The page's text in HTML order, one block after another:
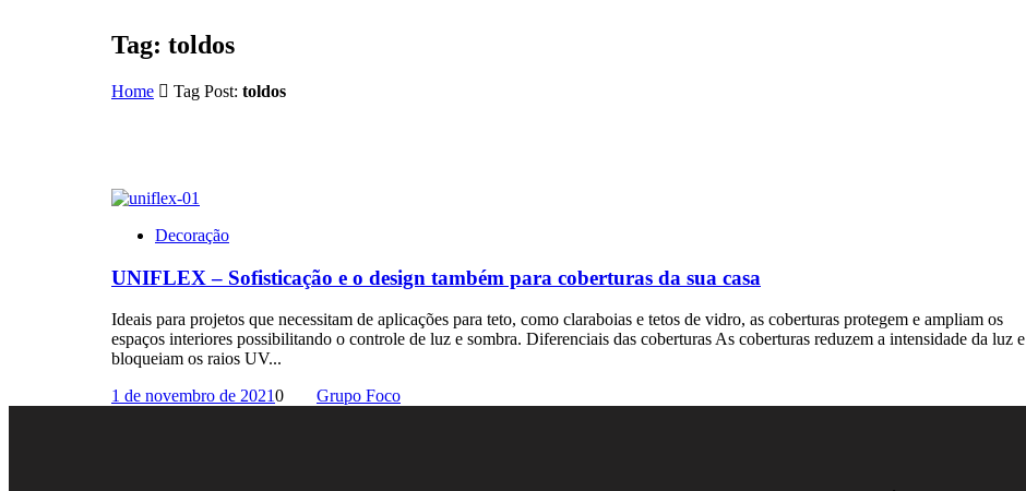
Tag: toldos
Home Tag Post: toldos
Decoração
UNIFLEX – Sofisticação e o design também para coberturas da sua casa
Ideais para projetos que necessitam de aplicações para teto, como claraboias e tetos de vidro, as coberturas protegem e ampliam os
espaços interiores possibilitando o controle de luz e sombra. Diferenciais das coberturas As coberturas reduzem a intensidade da luz e
bloqueiam os raios UV...
1 de novembro de 20210 Grupo Foco